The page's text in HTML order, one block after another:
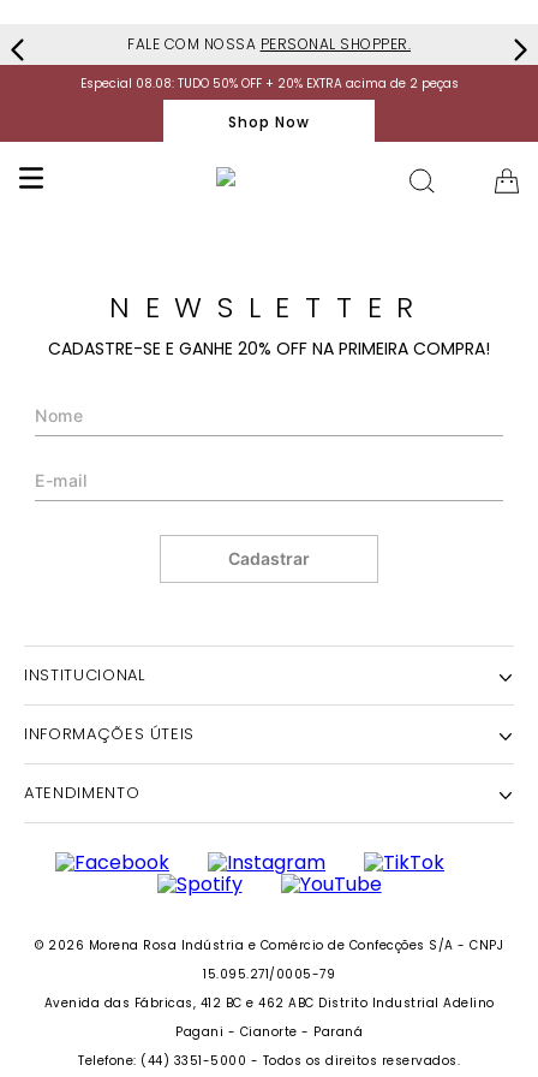
FALE COM NOSSA PERSONAL SHOPPER.
Especial 08.08: TUDO 50% OFF + 20% EXTRA acima de 2 peças
Shop Now
NEWSLETTER
CADASTRE-SE E GANHE 20% OFF NA PRIMEIRA COMPRA!
Cadastrar
INSTITUCIONAL
NOSSA HISTÓRIA
NOSSAS LOJAS
POLÍTICA DE PRIVACIDADE
INSTITUTO MORENA ROSA
GRUPO MORENA ROSA
PERSONAL SHOPPER
INFORMAÇÕES ÚTEIS
PERSONAL SHOPPER
ATENDIMENTO
FALECONOSCO@IODICE.COM.BR
DAS 08 ÀS 18H
© 2026 Morena Rosa Indústria e Comércio de Confecções S/A - CNPJ
15.095.271/0005-79
Avenida das Fábricas, 412 BC e 462 ABC Distrito Industrial Adelino
Pagani - Cianorte - Paraná
Telefone: (44) 3351-5000 - Todos os direitos reservados.